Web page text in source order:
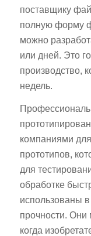
поставщику
полную форму
можно
или дней. Это
производство,
недель.
компаниями
прототипов,
для
обработке
использованы
прочности. Они
когда